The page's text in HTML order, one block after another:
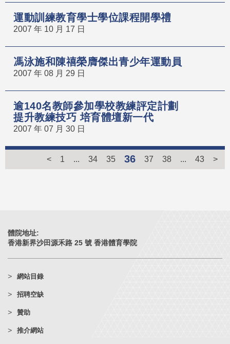
運動訓練教育學士學位課程開學禮
2007 年 10 月 17 日
馮泳施和陳禧榮膺傑出青少年運動員
2007 年 08 月 29 日
逾140名教師參加學校教練評定計劃
提升教練技巧 培育體壇新一代
2007 年 07 月 30 日
< 1 ... 34 35 36 37 38 ... 43 >
體院地址:
香港新界沙田源禾路 25 號 香港體育學院
網站目錄
招聘空缺
贊助
推介網站